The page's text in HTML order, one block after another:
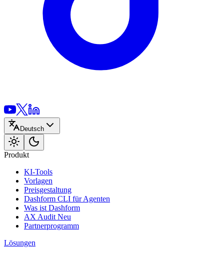
Deutsch
Produkt
KI-Tools
Vorlagen
Preisgestaltung
Dashform CLI für Agenten
Was ist Dashform
AX Audit Neu
Partnerprogramm
Lösungen